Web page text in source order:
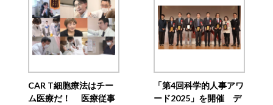
CAR T細胞療法はチー
ム医療だ！ 医療従事
「第4回科学的人事アワ
ード2025」を開催 デ